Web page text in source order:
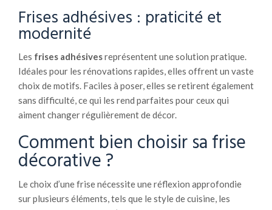
Frises adhésives : praticité et
modernité
Les frises adhésivesreprésentent une solution pratique.
Idéales pour les rénovations rapides, elles offrent un vaste
choix de motifs. Faciles à poser, elles se retirent également
sans difficulté, ce qui les rend parfaites pour ceux qui
aiment changer régulièrement de décor.
Comment bien choisir sa frise
décorative ?
Le choix d’une frise nécessite une réflexion approfondie
sur plusieurs éléments, tels que le style de cuisine, les